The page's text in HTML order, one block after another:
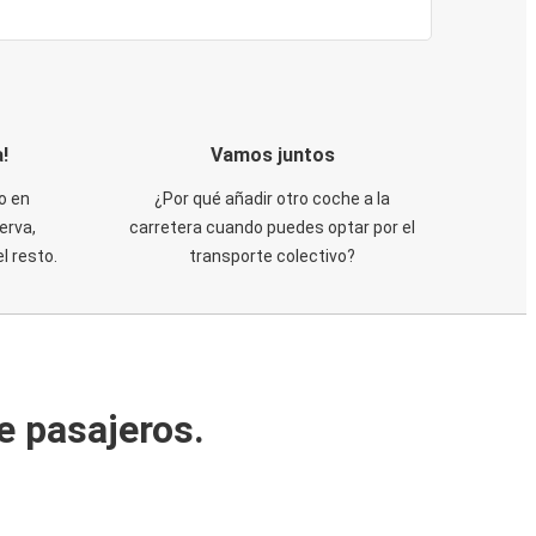
en
resto.
Vamos juntos
¿Por qué añadir otro coche a la
carretera cuando puedes optar por el
transporte colectivo?
pasajeros.